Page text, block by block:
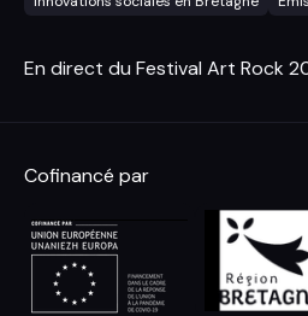
En direct du Festival Art Rock
Cofinancé par